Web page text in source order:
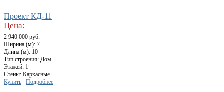
Проект КД-11
Цена:
2 940 000 руб.
Ширина (м): 7
Длина (м): 10
Тип строения: Дом
Этажей: 1
Стены: Каркасные
Купить
Подробнее